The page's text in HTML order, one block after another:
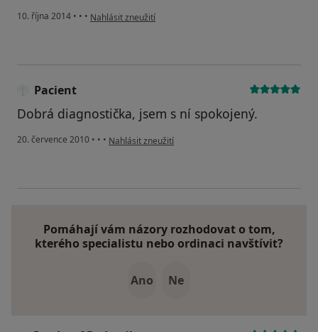
10. října 2014 • • • podle názoru uživatele Váš účet byl odstraněn
Nahlásit zneužití
Pacient
Dobrá diagnostička, jsem s ní spokojený.
20. července 2010 • • • podle názoru uživatele Pacient
Nahlásit zneužití
Pomáhají vám názory rozhodovat o tom,
kterého specialistu nebo ordinaci navštívit?
Ano Ne